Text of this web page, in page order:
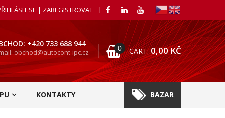
SE | ZAREGISTROVAT
+420 733 688 944
obchod@autocont-ipc.cz 0 CART: 0,00KČ
KONTAKTY BAZAR